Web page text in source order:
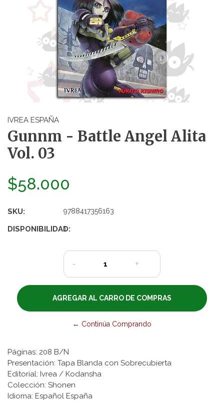
IVREA ESPAÑA
Gunnm - Battle Angel Alita
Vol. 03
$58.000
SKU: 9788417356163
DISPONIBILIDAD:
1
- +
← Continúa Comprando
Páginas: 208 B/N
Presentación: Tapa Blanda con Sobrecubierta
Editorial: Ivrea / Kodansha
Colección: Shonen
Idioma: Español España